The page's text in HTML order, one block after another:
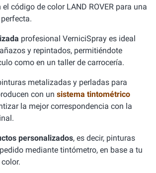
código de color LAND ROVER para una
profesional VerniciSpray es ideal
y repintados, permitiéndote
como en un taller de carrocería.
metalizadas y perladas para
con un sistema tintométrico
la mejor correspondencia con la
personalizados, es decir, pinturas
mediante tintómetro, en base a tu